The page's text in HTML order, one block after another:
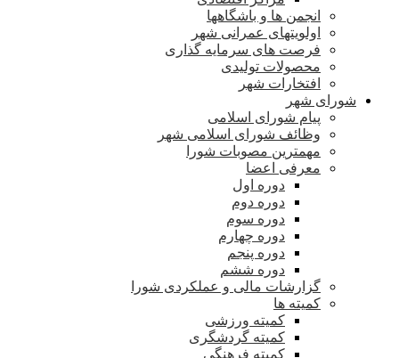
انجمن ها و باشگاهها
اولویتهای عمرانی شهر
فرصت های سرمایه گذاری
محصولات تولیدی
افتخارات شهر
شورای شهر
پیام شورای اسلامی
وظائف شورای اسلامی شهر
مهمترین مصوبات شورا
معرفی اعضا
دوره اول
دوره دوم
دوره سوم
دوره چهارم
دوره پنجم
دوره ششم
گزارشات مالی و عملکردی شورا
کمیته ها
کمیته ورزشی
کمیته گردشگری
کمیته فرهنگی